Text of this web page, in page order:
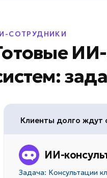
СОТРУДНИКИ
Клиенты долго ждут
ИИ-
Задача: Консультации